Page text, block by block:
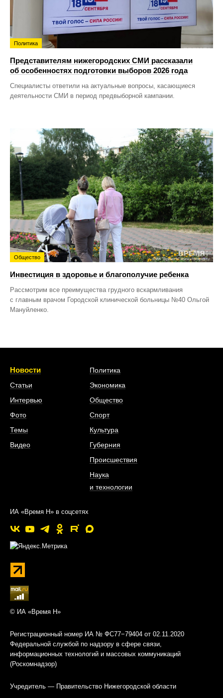
Политика
Представителям нижегородских СМИ рассказали
об особенностях подготовки выборов 2026 года
Специалисты ответили на актуальные вопросы, касающиеся
деятельности СМИ в период предвыборной кампании.
Общество
Инвестиция в здоровье и благополучие ребенка
Рассмотрим все преимущества грудного вскармливания
с главным врачом Городской клинической больницы №40 Ольгой
Мануйленко.
Новости
Статьи
Интервью
Фото
Темы
Видео
Политика
Экономика
Общество
Спорт
Культура
Губерния
Происшествия
Наука
и технологии
ИА «Время Н» в соцсетях
© ИА «Время Н»
Регистрационный номер ИА № ФС77−79404 от 02.11.2020
Федеральной службой по надзору в сфере связи,
информационных технологий и массовых коммуникаций
(Роскомнадзор)
Учредитель — Правительство Нижегородской области